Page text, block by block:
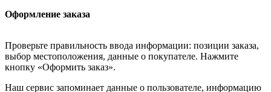
Оформление заказа
Проверьте правильность ввода информации: позиции заказа,
выбор местоположения, данные о покупателе. Нажмите
кнопку «Оформить заказ».
Наш сервис запоминает данные о пользователе, информацию